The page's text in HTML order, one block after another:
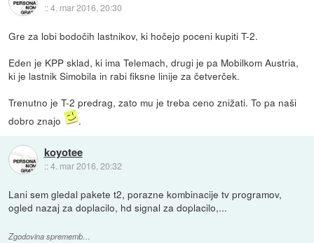
::4. mar 2016, 20:30
Gre za lobi bodočih lastnikov, ki hočejo poceni kupiti T-2.
Eden je KPP sklad, ki ima Telemach, drugi je pa Mobilkom Austria,
ki je lastnik Simobila in rabi fiksne linije za četverček.
Trenutno je T-2 predrag, zato mu je treba ceno znižati. To pa naši
dobro znajo
.
koyotee
::4. mar 2016, 20:32
Lani sem gledal pakete t2, porazne kombinacije tv programov,
ogled nazaj za doplacilo, hd signal za doplacilo,...
Zgodovina sprememb…